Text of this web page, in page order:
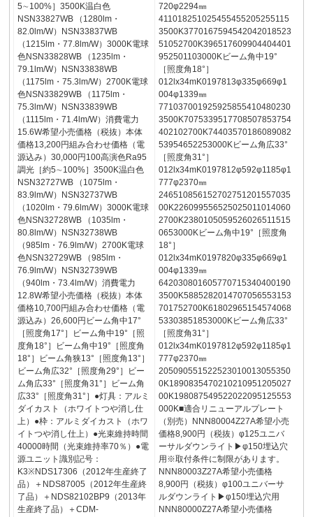
5∼100%］3500K温白色
NSN33827WB （1280lm・
82.0lm/W）NSN33837WB
（1215lm・77.8lm/W）3000K電球
色NSN33828WB （1235lm・
79.1lm/W）NSN33838WB
（1175lm・75.3lm/W）2700K電球
色NSN33829WB （1175lm・
75.3lm/W）NSN33839WB
（1115lm・71.4lm/W）消費電力
15.6W希望小売価格（税抜）本体
価格13,200円組み合わせ価格（電
源込み）30,000円100高演色Ra95
調光［約5∼100%］3500K温白色
NSN32727WB （1075lm・
83.9lm/W）NSN32737WB
（1020lm・79.6lm/W）3000K電球
色NSN32728WB （1035lm・
80.8lm/W）NSN32738WB
（985lm・76.9lm/W）2700K電球
色NSN32729WB （985lm・
76.9lm/W）NSN32739WB
（940lm・73.4lm/W）消費電力
12.8W希望小売価格（税抜）本体
価格10,700円組み合わせ価格（電
源込み）26,600円ビーム角中17°
［照度角17°］ビーム角中19°［照
度角18°］ビーム角中19°［照度角
18°］ビーム角狭13°［照度角13°］
ビーム角広32°［照度角29°］ビー
ム角広33°［照度角31°］ビーム角
広33°［照度角31°］●灯具：アルミ
ダイカスト（ホワイトつや消し仕
上）●枠：アルミダイカスト（ホワ
イトつや消し仕上）●光束維持時間
40000時間（光束維持率70％）●電
源ユニット識別記号：
K3※NDS17306（2012年生産終了
品）＋NDS87005（2012年生産終
了品）＋NDS82102BP9（2013年
生産終了品）＋CDM-
720φ2294㎜
411018251025455455205255115
3500K3770167594542042018523
51052700K396517609904404401
952501103000Kビーム角中19°
［照度角18°］
012lx34mK0197813φ335φ669φ1
004φ1339㎜
771037001925925855410480230
3500K7075339517708507853754
402102700K74403570186089082
53954652253000Kビーム角広33°
［照度角31°］
012lx34mK0197812φ592φ1185φ1
777φ2370㎜
246510856152702751201557035
00K226099556525025011014060
2700K2380105059526026511515
0653000Kビーム角中19°［照度角
18°］
012lx34mK0197820φ335φ669φ1
004φ1339㎜
642030801605770715340400190
3500K5885282014707056553153
701752700K61802965154574068
53303851853000Kビーム角広33°
［照度角31°］
012lx34mK0197812φ592φ1185φ1
777φ2370㎜
205090551522523010013055350
0K1890835470210210951205027
00K198087549522022095125553
000K■適合リニューアルプレート
（別売）NNN80004Z27A希望小売
価格8,900円（税抜）φ125ユニバ
ーサルダウンライト▶φ150埋込穴
用※取付条件に制限があります。
NNN80003Z27A希望小売価格
8,900円（税抜）φ100ユニバーサ
ルダウンライト▶φ150埋込穴用
NNN80000Z27A希望小売価格